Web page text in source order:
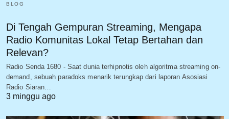
BLOG
Di Tengah Gempuran Streaming, Mengapa
Radio Komunitas Lokal Tetap Bertahan dan
Relevan?
Radio Senda 1680 - Saat dunia terhipnotis oleh algoritma streaming on-
demand, sebuah paradoks menarik terungkap dari laporan Asosiasi
Radio Siaran…
3 minggu ago